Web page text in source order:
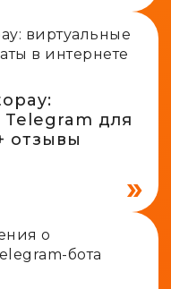
для
отзывы